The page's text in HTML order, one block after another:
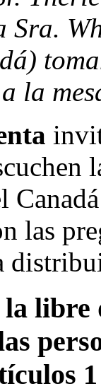
Sra.
la
las